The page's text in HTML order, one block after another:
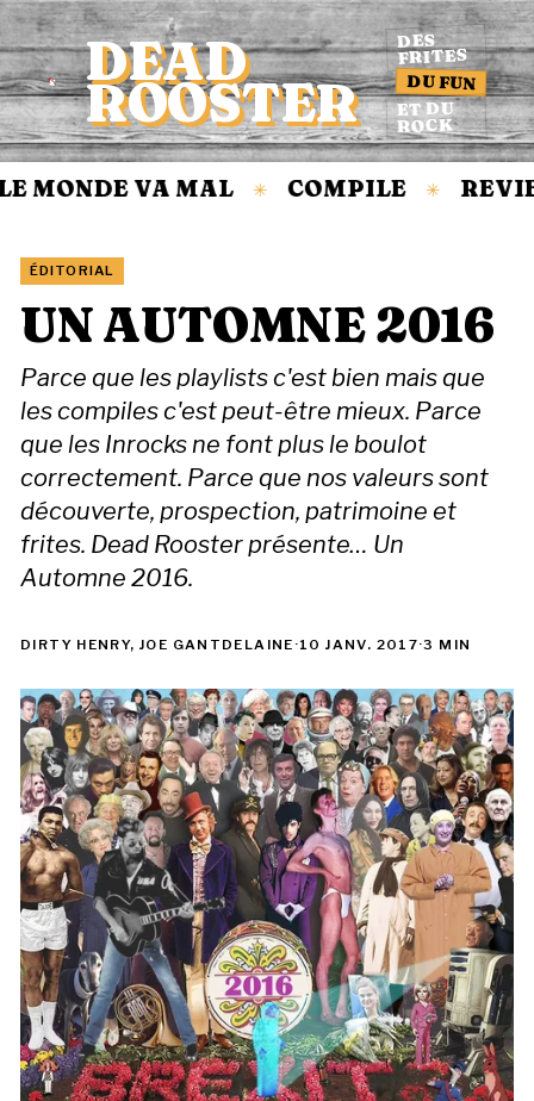
Accueil
DEAD
ROOSTER
DES
FRITES
DU FUN
ET DU
ROCK
VA MAL ✳ COMPILE ✳ REVIEW
ÉDITORIAL
UN AUTOMNE 2016
Parce que les playlists c'est bien mais que
les compiles c'est peut-être mieux. Parce
que les Inrocks ne font plus le boulot
correctement. Parce que nos valeurs sont
découverte, prospection, patrimoine et
frites. Dead Rooster présente… Un
Automne 2016.
DIRTY HENRY, JOE GANTDELAINE ·10 JANV. 2017·3 MIN